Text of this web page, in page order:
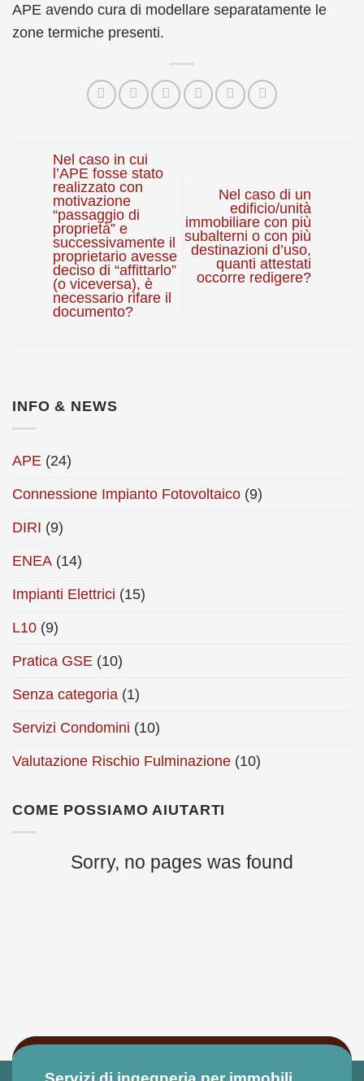
APE avendo cura di modellare separatamente le
zone termiche presenti.
Nel caso in cui
l’APE fosse stato
realizzato con
motivazione
“passaggio di
proprietà” e
successivamente il
proprietario avesse
deciso di “affittarlo”
(o viceversa), è
necessario rifare il
documento?
Nel caso di un
edificio/unità
immobiliare con più
subalterni o con più
destinazioni d’uso,
quanti attestati
occorre redigere?
INFO & NEWS
APE (24)
Connessione Impianto Fotovoltaico (9)
DIRI (9)
ENEA (14)
Impianti Elettrici (15)
L10 (9)
Pratica GSE (10)
Senza categoria (1)
Servizi Condomini (10)
Valutazione Rischio Fulminazione (10)
COME POSSIAMO AIUTARTI
Sorry, no pages was found